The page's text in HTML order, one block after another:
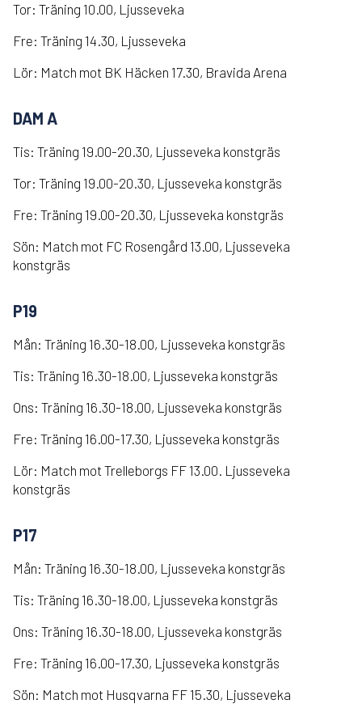
Tor: Träning 10.00, Ljusseveka
Fre: Träning 14.30, Ljusseveka
Lör: Match mot BK Häcken 17.30, Bravida Arena
DAM A
Tis: Träning 19.00-20.30, Ljusseveka konstgräs
Tor: Träning 19.00-20.30, Ljusseveka konstgräs
Fre: Träning 19.00-20.30, Ljusseveka konstgräs
Sön: Match mot FC Rosengård 13.00, Ljusseveka
konstgräs
P19
Mån: Träning 16.30-18.00, Ljusseveka konstgräs
Tis: Träning 16.30-18.00, Ljusseveka konstgräs
Ons: Träning 16.30-18.00, Ljusseveka konstgräs
Fre: Träning 16.00-17.30, Ljusseveka konstgräs
Lör: Match mot Trelleborgs FF 13.00. Ljusseveka
konstgräs
P17
Mån: Träning 16.30-18.00, Ljusseveka konstgräs
Tis: Träning 16.30-18.00, Ljusseveka konstgräs
Ons: Träning 16.30-18.00, Ljusseveka konstgräs
Fre: Träning 16.00-17.30, Ljusseveka konstgräs
Sön: Match mot Husqvarna FF 15.30, Ljusseveka